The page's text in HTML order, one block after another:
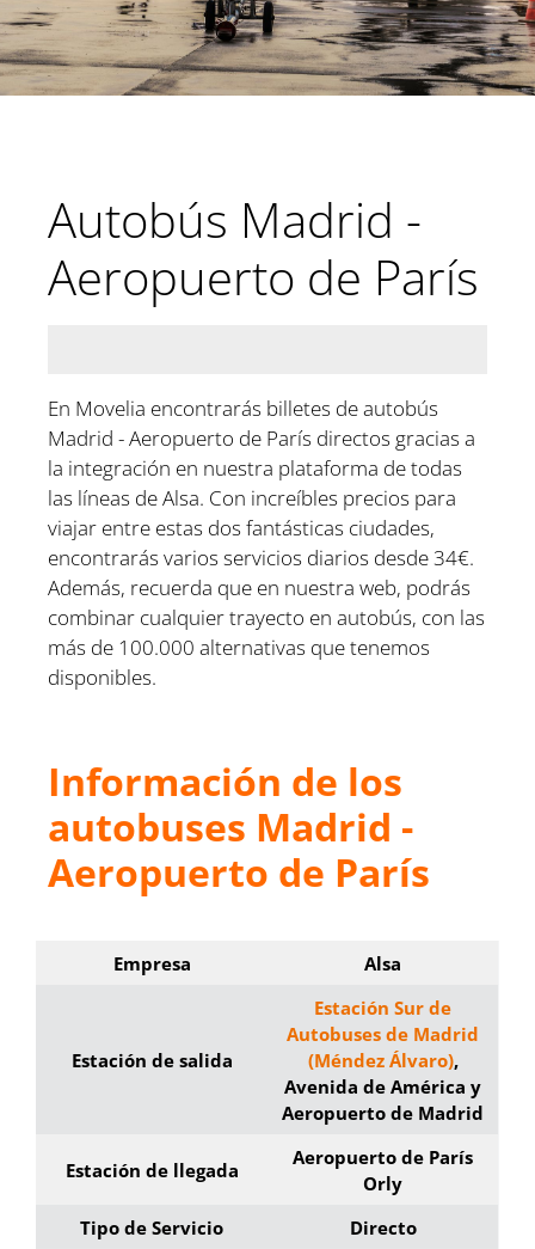
Autobús Madrid -
Aeropuerto de París
En Movelia encontrarás billetes de autobús
Madrid - Aeropuerto de París directos gracias a
la integración en nuestra plataforma de todas
las líneas de Alsa. Con increíbles precios para
viajar entre estas dos fantásticas ciudades,
encontrarás varios servicios diarios desde 34€.
Además, recuerda que en nuestra web, podrás
combinar cualquier trayecto en autobús, con las
más de 100.000 alternativas que tenemos
disponibles.
Información de los
autobuses Madrid -
Aeropuerto de París
Empresa Alsa
Estación de salida
Estación Sur de
Autobuses de Madrid
(Méndez Álvaro),
Avenida de América y
Aeropuerto de Madrid
Estación de llegada
Aeropuerto de París
Orly
Tipo de Servicio
Directo